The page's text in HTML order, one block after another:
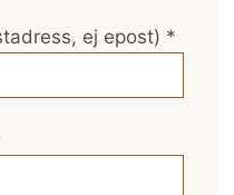
ej epost) *